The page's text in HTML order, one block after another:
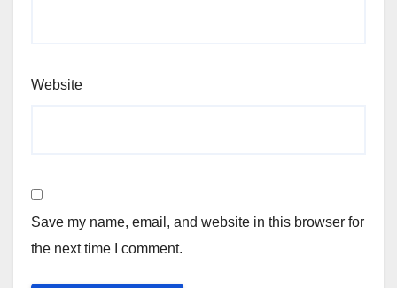
Website
Save my name, email, and website in this browser for
the next time I comment.